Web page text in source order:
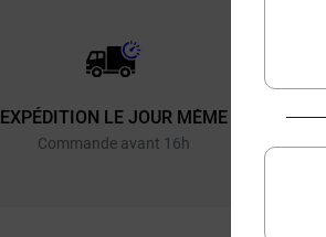
EXPÉDITION LE JOUR MÊME
Commande avant 16h